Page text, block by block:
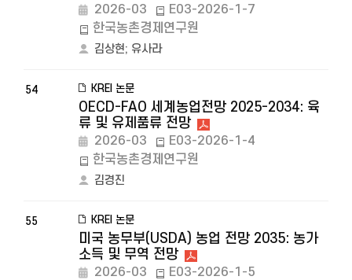
2026-03
E03-2026-1-7
한국농촌경제연구원
김상현; 유사라
54 KREI 논문
OECD-FAO 세계농업전망 2025-2034: 육
류 및 유제품류 전망
2026-03
E03-2026-1-4
한국농촌경제연구원
김경진
55 KREI 논문
미국 농무부(USDA) 농업 전망 2035: 농가
소득 및 무역 전망
2026-03
E03-2026-1-5